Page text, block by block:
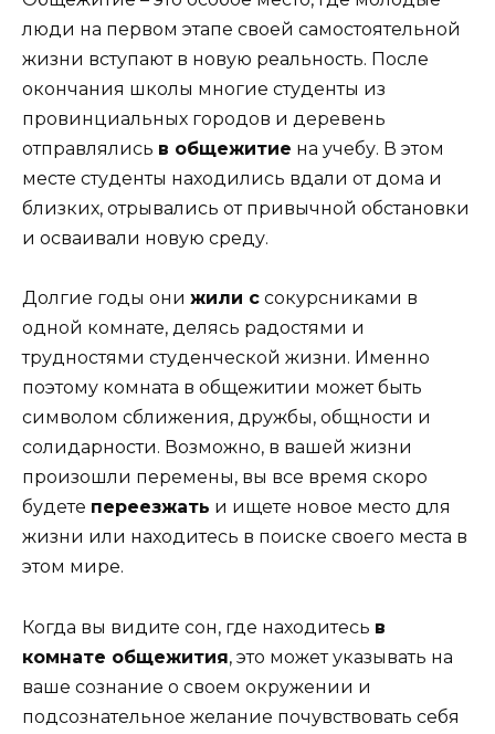
люди на первом этапе своей самостоятельной
жизни вступают в новую реальность. После
окончания школы многие студенты из
провинциальных городов и деревень
отправлялись в общежитие на учебу. В этом
месте студенты находились вдали от дома и
близких, отрывались от привычной обстановки
и осваивали новую среду.
Долгие годы они жили с сокурсниками в
одной комнате, делясь радостями и
трудностями студенческой жизни. Именно
поэтому комната в общежитии может быть
символом сближения, дружбы, общности и
солидарности. Возможно, в вашей жизни
произошли перемены, вы все время скоро
будете переезжать и ищете новое место для
жизни или находитесь в поиске своего места в
этом мире.
Когда вы видите сон, где находитесь в
комнате общежития, это может указывать на
ваше сознание о своем окружении и
подсознательное желание почувствовать себя